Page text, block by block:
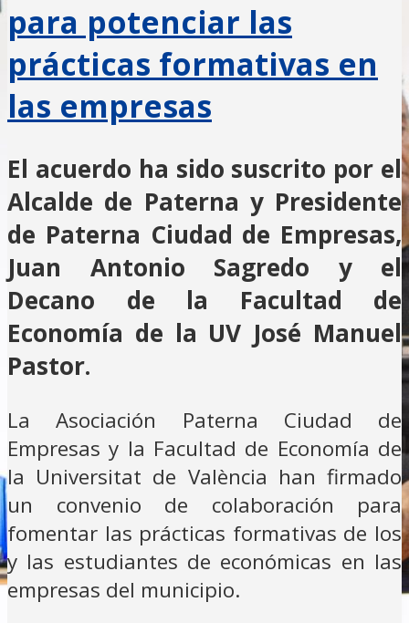
para potenciar las
prácticas formativas en
las empresas
El acuerdo ha sido suscrito por el
Alcalde de Paterna y Presidente
de Paterna Ciudad de Empresas,
Juan Antonio Sagredo y el
Decano de la Facultad de
Economía de la UV José Manuel
Pastor.
La Asociación Paterna Ciudad de
Empresas y la Facultad de Economía de
la Universitat de València han firmado
un convenio de colaboración para
fomentar las prácticas formativas de los
y las estudiantes de económicas en las
empresas del municipio.